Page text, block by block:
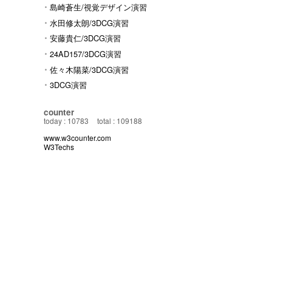
島崎蒼生/視覚デザイン演習
水田修太朗/3DCG演習
安藤貴仁/3DCG演習
24AD157/3DCG演習
佐々木陽菜/3DCG演習
3DCG演習
counter
today : 10783
total : 109188
www.w3counter.com
W3Techs